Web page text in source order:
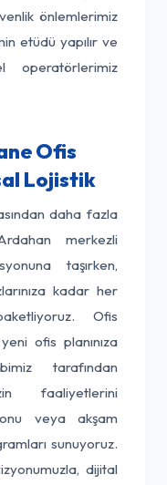
önlemlerimiz
etüdü yapılır ve
operatörlerimiz
Ofis
Lojistik
daha fazla
merkezli
taşırken,
kadar her
Ofis
ofis planınıza
tarafından
faaliyetlerini
veya akşam
sunuyoruz.
dijital